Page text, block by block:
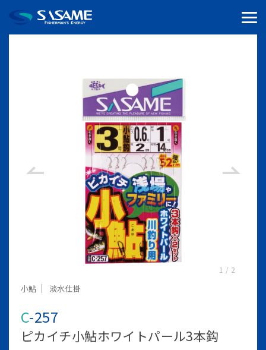
1 / 2
小鮎 淡水仕掛
C-257
ピカイチ小鮎ホワイトパール3本鈎